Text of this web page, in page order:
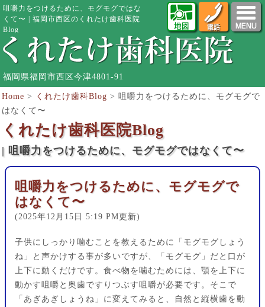
咀嚼力をつけるために、モグモグではな
くて〜 | 福岡市西区のくれたけ歯科医院
Blog
福岡県福岡市西区今津4801-91
Home > くれたけ歯科Blog > 咀嚼力をつけるために、モグモグで
はなくて〜
くれたけ歯科医院Blog
| 咀嚼力をつけるために、モグモグではなくて〜
咀嚼力をつけるために、モグモグで
はなくて〜
(2025年12月15日 5:19 PM更新)
子供にしっかり噛むことを教えるために「モグモグしょう
ね」と声かけする事が多いですが、「モグモグ」だと口が
上下に動くだけです。食べ物を噛むためには、顎を上下に
動かす咀嚼と奥歯ですりつぶす咀嚼が必要です。そこで
「あぎあぎしょうね」に変えてみると、自然と縦横歯を動